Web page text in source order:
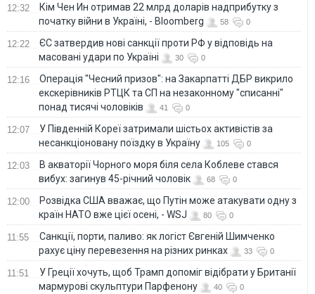
12:32
Кім Чен Ин отримав 22 млрд доларів надприбутку з
початку війни в Україні, - Bloomberg
58 0
12:22
ЄС затвердив нові санкції проти РФ у відповідь на
масовані удари по Україні
30 0
12:16
Операція "Чесний призов": на Закарпатті ДБР викрило
екскерівників РТЦК та СП на незаконному "списанні"
понад тисячі чоловіків
41 0
12:07
У Південній Кореї затримали шістьох активістів за
несанкціоновану поїздку в Україну
105 0
12:03
В акваторії Чорного моря біля села Коблеве стався
вибух: загинув 45-річний чоловік
68 0
12:00
Розвідка США вважає, що Путін може атакувати одну з
країн НАТО вже цієї осені, - WSJ
80 0
11:55
Санкції, порти, паливо: як логіст Євгеній Шимченко
рахує ціну перевезення на різних ринках
33 0
11:51
У Греції хочуть, щоб Трамп допоміг відібрати у Британії
мармурові скульптури Парфенону
40 0